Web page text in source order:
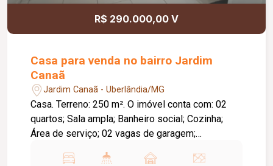
R$ 290.000,00 V
Casa para venda no bairro Jardim
Canaã
Jardim Canaã - Uberlândia/MG
Casa. Terreno: 250 m². O imóvel conta com: 02
quartos; Sala ampla; Banheiro social; Cozinha;
Área de serviço; 02 vagas de garagem;
ampliações ou área de lazer; Ambientes bem